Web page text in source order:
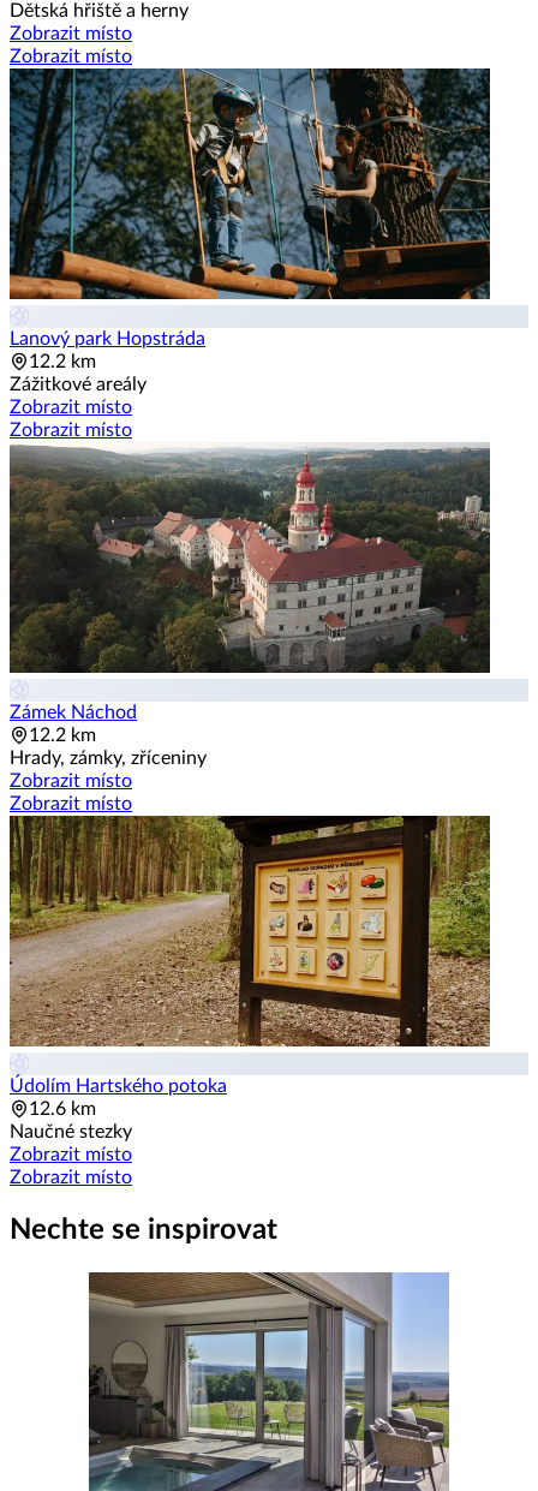
Dětská hřiště a herny
Zobrazit místo
Zobrazit místo
Lanový park Hopstráda
12.2 km
Zážitkové areály
Zobrazit místo
Zobrazit místo
Zámek Náchod
12.2 km
Hrady, zámky, zříceniny
Zobrazit místo
Zobrazit místo
Údolím Hartského potoka
12.6 km
Naučné stezky
Zobrazit místo
Zobrazit místo
Nechte se inspirovat